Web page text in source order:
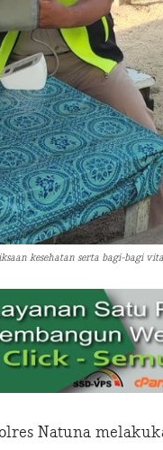
kesehatan serta bagi-bagi
Natuna